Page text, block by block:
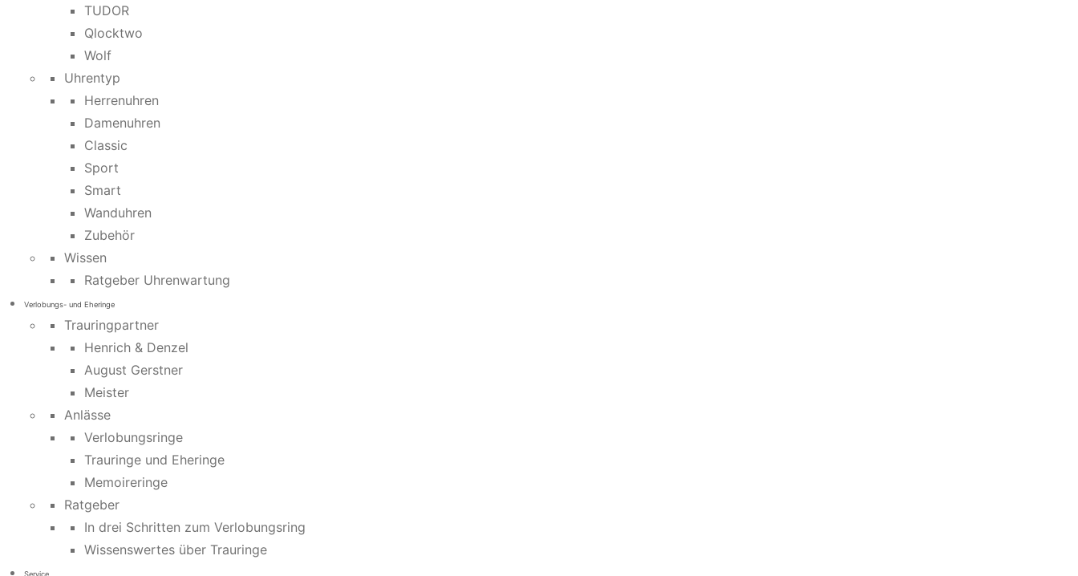
TUDOR
Qlocktwo
Wolf
Uhrentyp
Herrenuhren
Damenuhren
Classic
Sport
Smart
Wanduhren
Zubehör
Wissen
Ratgeber Uhrenwartung
Verlobungs- und Eheringe
Trauringpartner
Henrich & Denzel
August Gerstner
Meister
Anlässe
Verlobungsringe
Trauringe und Eheringe
Memoireringe
Ratgeber
In drei Schritten zum Verlobungsring
Wissenswertes über Trauringe
Service